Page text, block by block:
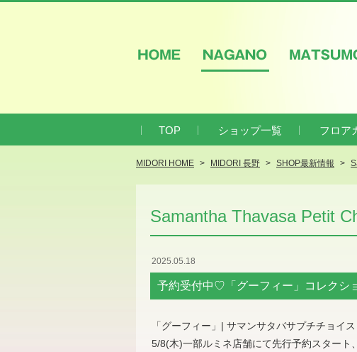
TOP ショップ一覧 フロア
MIDORI HOME MIDORI 長野 SHOP最新情報
Samantha Thavasa Petit
2025.05.18
予約受付中♡「グーフィー」コレクシ
「グーフィー」| サマンサタバサプチチョイス
5/8(木)一部ルミネ店舗にて先行予約スタート